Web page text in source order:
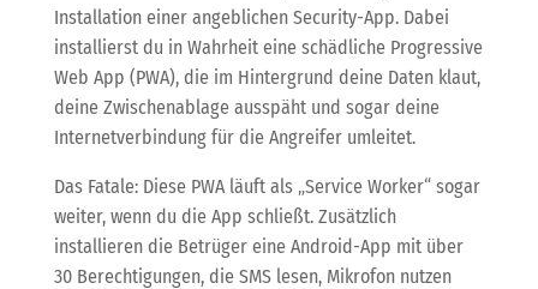
Installation einer angeblichen Security-App. Dabei
installierst du in Wahrheit eine schädliche Progressive
Web App (PWA), die im Hintergrund deine Daten klaut,
deine Zwischenablage ausspäht und sogar deine
Internetverbindung für die Angreifer umleitet.
Das Fatale: Diese PWA läuft als „Service Worker“ sogar
weiter, wenn du die App schließt. Zusätzlich
installieren die Betrüger eine Android-App mit über
30 Berechtigungen, die SMS lesen, Mikrofon nutzen